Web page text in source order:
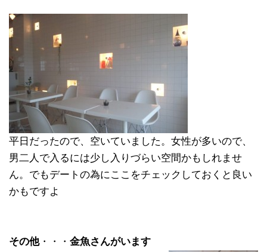
平日だったので、空いていました。女性が多いので、
男二人で入るには少し入りづらい空間かもしれませ
ん。でもデートの為にここをチェックしておくと良い
かもですよ
その他・・・ 金魚さんがいます